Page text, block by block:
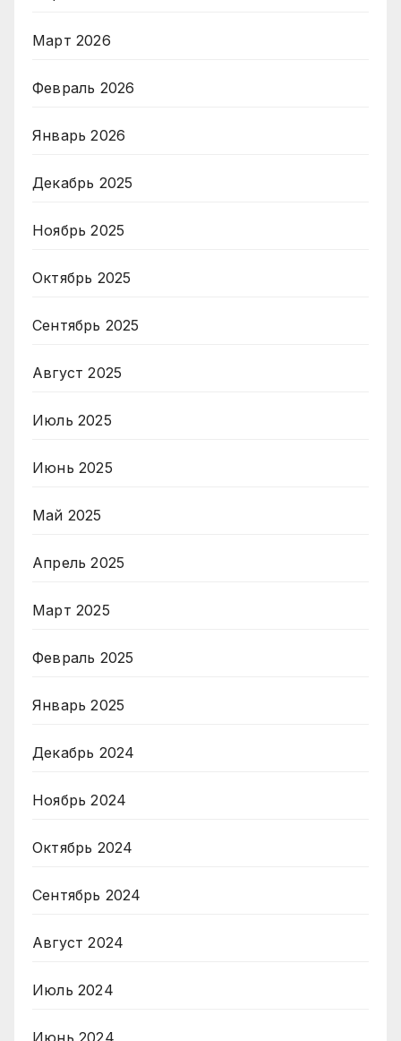
Март 2026
Февраль 2026
Январь 2026
Декабрь 2025
Ноябрь 2025
Октябрь 2025
Сентябрь 2025
Август 2025
Июль 2025
Июнь 2025
Май 2025
Апрель 2025
Март 2025
Февраль 2025
Январь 2025
Декабрь 2024
Ноябрь 2024
Октябрь 2024
Сентябрь 2024
Август 2024
Июль 2024